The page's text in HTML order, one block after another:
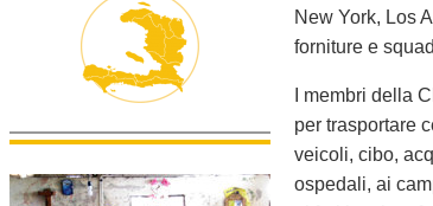
New York, Los
forniture e
I membri della
per trasportare
veicoli, cibo,
ospedali, ai